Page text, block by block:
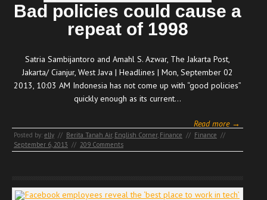
Bad policies could cause a
repeat of 1998
Satria Sambijantoro and Amahl S. Azwar, The Jakarta Post,
Jakarta/ Cianjur, West Java | Headlines | Mon, September 02
2013, 10:03 AM Indonesia has not come up with “good policies”
quickly enough as its current…
Read more →
Posted by: elly // Berita Tanah Air, English Corner, Finance // Finance //
September 6, 2013 // 209 Comments